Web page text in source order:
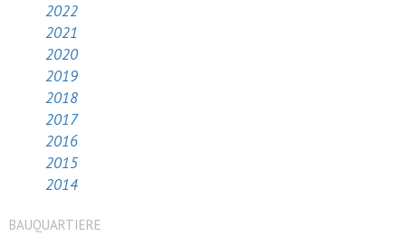
2022
2021
2020
2019
2018
2017
2016
2015
2014
BAUQUARTIERE